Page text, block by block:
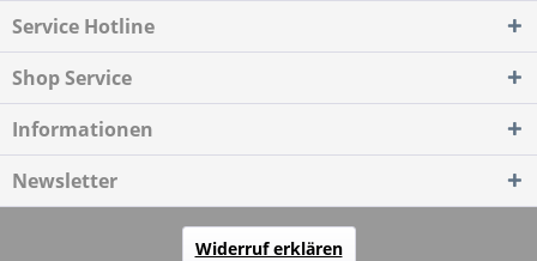
Service Hotline
Shop Service
Informationen
Newsletter
Widerruf erklären